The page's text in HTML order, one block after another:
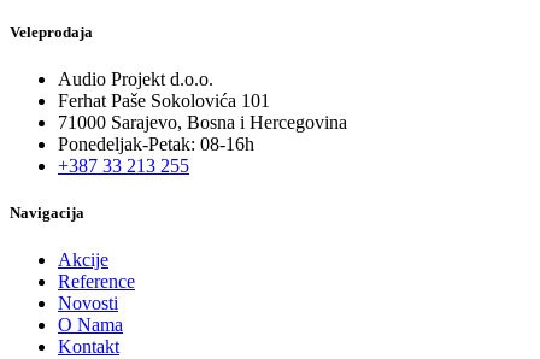
Veleprodaja
Audio Projekt d.o.o.
Ferhat Paše Sokolovića 101
71000 Sarajevo, Bosna i Hercegovina
Ponedeljak-Petak: 08-16h
+387 33 213 255
Navigacija
Akcije
Reference
Novosti
O Nama
Kontakt